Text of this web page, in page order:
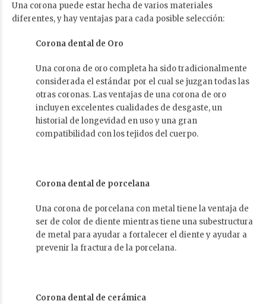
Una corona puede estar hecha de varios materiales
diferentes, y hay ventajas para cada posible selección:
Corona dental de Oro
Una corona de oro completa ha sido tradicionalmente
considerada el estándar por el cual se juzgan todas las
otras coronas. Las ventajas de una corona de oro
incluyen excelentes cualidades de desgaste, un
historial de longevidad en uso y una gran
compatibilidad con los tejidos del cuerpo.
Corona dental de porcelana
Una corona de porcelana con metal tiene la ventaja de
ser de color de diente mientras tiene una subestructura
de metal para ayudar a fortalecer el diente y ayudar a
prevenir la fractura de la porcelana.
Corona dental de cerámica